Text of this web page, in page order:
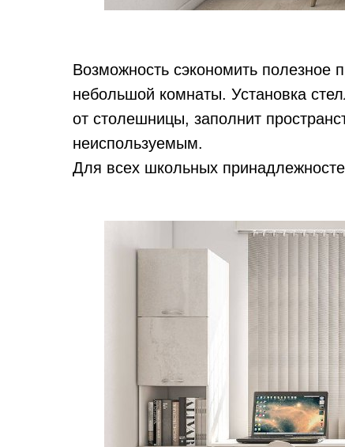
Возможность сэкономить полезное
небольшой комнаты. Установка
от столешницы, заполнит
неиспользуемым.
Для всех школьных